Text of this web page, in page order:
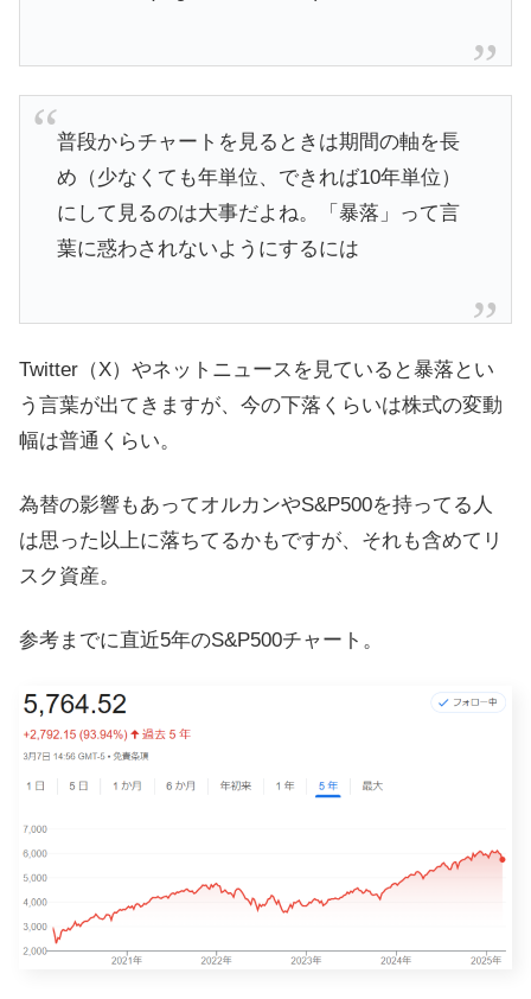
普段からチャートを見るときは期間の軸を長
め（少なくても年単位、できれば10年単位）
にして見るのは大事だよね。「暴落」って言
葉に惑わされないようにするには
Twitter（X）やネットニュースを見ていると暴落とい
う言葉が出てきますが、今の下落くらいは株式の変動
幅は普通くらい。
為替の影響もあってオルカンやS&P500を持ってる人
は思った以上に落ちてるかもですが、それも含めてリ
スク資産。
参考までに直近5年のS&P500チャート。